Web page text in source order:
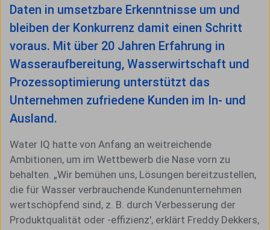
Daten in umsetzbare Erkenntnisse um und
bleiben der Konkurrenz damit einen Schritt
voraus. Mit über 20 Jahren Erfahrung in
Wasseraufbereitung, Wasserwirtschaft und
Prozessoptimierung unterstützt das
Unternehmen zufriedene Kunden im In- und
Ausland.
Water IQ hatte von Anfang an weitreichende
Ambitionen, um im Wettbewerb die Nase vorn zu
behalten. „Wir bemühen uns, Lösungen bereitzustellen,
die für Wasser verbrauchende Kundenunternehmen
wertschöpfend sind, z. B. durch Verbesserung der
Produktqualität oder -effizienz', erklärt Freddy Dekkers,